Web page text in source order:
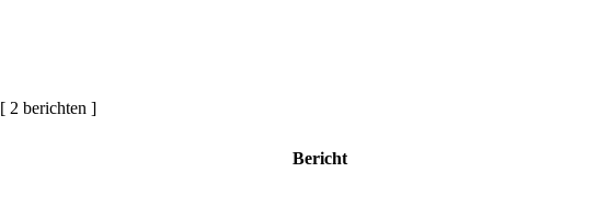
[ 2 berichten ]
Bericht